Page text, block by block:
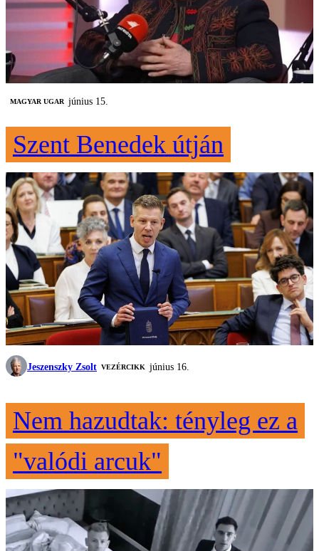
MAGYAR UGAR június 15.
Szent Benedek útján
Jeszenszky Zsolt VEZÉRCIKK június 16.
Nem hazudtak: tényleg ez a
"valódi arcuk"